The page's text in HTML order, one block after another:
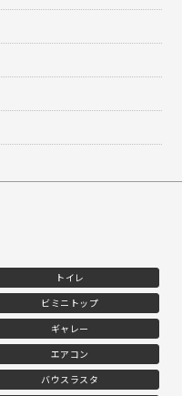
トイレ
ビミニトップ
ギャレー
エアコン
バウスラスタ